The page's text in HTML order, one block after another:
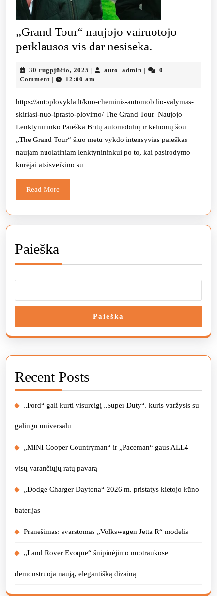
„Grand Tour“ naujojo vairuotojo
perklausos vis dar nesiseka.
naujojo
perklausos
vis
dar
nesiseka.
30 rugpjūčio, 2025 30
rugpjūčio,
| auto_admin auto_admin
|
0
Comment | 12:00 am
https://autoplovykla.lt/kuo-cheminis-automobilio-valymas-
skiriasi-nuo-iprasto-plovimo/ The Grand Tour: Naujojo
Lenktynininko Paieška Britų automobilių ir kelionių šou
„The Grand Tour“ šiuo metu vykdo intensyvias paieškas
naujam nuolatiniam lenktynininkui po to, kai pasirodymo
kūrėjai atsisveikino su
Read More
More
Paieška
Paieška
Recent Posts
„Ford“ gali kurti visureigį „Super Duty“, kuris varžysis su
galingu universalu
„MINI Cooper Countryman“ ir „Paceman“ gaus ALL4
visų varančiųjų ratų pavarą
„Dodge Charger Daytona“ 2026 m. pristatys kietojo kūno
baterijas
Pranešimas: svarstomas „Volkswagen Jetta R“ modelis
„Land Rover Evoque“ šnipinėjimo nuotraukose
demonstruoja naują, elegantišką dizainą